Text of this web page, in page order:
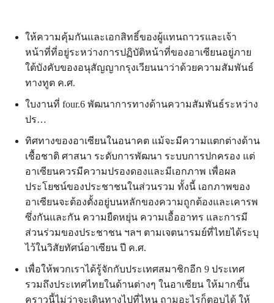
ให้ความคุ้มกันและเอกสิทธิ์ของผู้แทนถาวรและเจ้า
หน้าที่ที่อยู่ระหว่างการปฏิบัติหน้าที่ของอาเซียนอยู่ภาย
ใต้บังคับของอนุสัญญากรุงเวียนนาว่าด้วยความสัมพันธ์
ทางทูต ค.ศ.
ใบงานที่ four.6 พัฒนาการทางด้านความสัมพันธ์ระหว่าง
ปร…
ทิศทางของอาเซียนในอนาคต แม้จะมีความแตกต่างด้าน
เชื้อชาติ ศาสนา ระดับการพัฒนา ระบบการปกครอง แต่
อาเซียนควรมีความปรองดองและมีเอกภาพ เพื่อผล
ประโยชน์ของประชาชนในส่วนรวม ทั้งนี้ เอกภาพของ
อาเซียนจะต้องตั้งอยู่บนหลักของความถูกต้องและเคารพ
ซึ่งกันและกัน ความยืดหยุ่น ความเอื้ออาทร และการมี
ส่วนร่วมของประชาชน ฯลฯ ตามเจตนารมย์ที่ไทยได้ระบุ
ไว้ในวิสัยทัศน์อาเซียน ปี ค.ศ.
เพื่อให้พวกเราได้รู้จักกับประเทศสมาชิกอีก 9 ประเทศ
รวมถึงประเทศไทยในด้านต่างๆ ในอาเซียน ให้มากขึ้น
คราวนี้ไม่ว่าจะเดินทางไปที่ไหน ถามอะไรก็ตอบได้ ให้